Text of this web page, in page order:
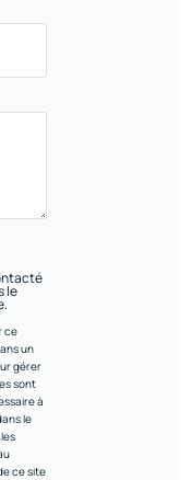
le
ce
un
gérer
sont
à
le
ce site